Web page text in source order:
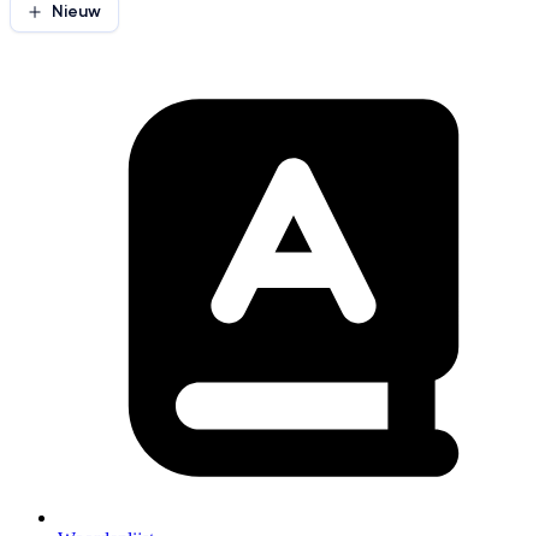
Nieuw